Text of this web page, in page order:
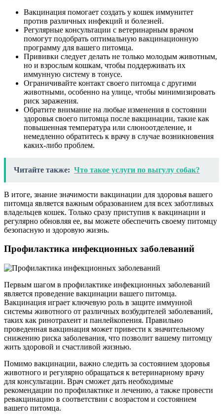
Вакцинация помогает создать у кошек иммунитет
против различных инфекций и болезней.
Регулярные консультации с ветеринарным врачом
помогут подобрать оптимальную вакцинационную
программу для вашего питомца.
Прививки следует делать не только молодым животным,
но и взрослым кошкам, чтобы поддерживать их
иммунную систему в тонусе.
Ограничивайте контакт своего питомца с другими
животными, особенно на улице, чтобы минимизировать
риск заражения.
Обратите внимание на любые изменения в состоянии
здоровья своего питомца после вакцинации, такие как
повышенная температура или слюноотделение, и
немедленно обратитесь к врачу в случае возникновения
каких-либо проблем.
Читайте также: Что такое услуги по выгулу собак?
В итоге, знание значимости вакцинации для здоровья вашего
питомца является важным образованием для всех заботливых
владельцев кошек. Только сразу приступив к вакцинации и
регулярно обновляя ее, вы можете обеспечить своему питомцу
безопасную и здоровую жизнь.
Профилактика инфекционных заболеваний
Первым шагом в профилактике инфекционных заболеваний
является проведение вакцинации вашего питомца.
Вакцинация играет ключевую роль в защите иммунной
системы животного от различных возбудителей заболеваний,
таких как ринотрахеит и панлейкопения. Правильно
проведенная вакцинация может привести к значительному
снижению риска заболевания, что позволит вашему питомцу
жить здоровой и счастливой жизнью.
Помимо вакцинации, важно следить за состоянием здоровья
животного и регулярно обращаться к ветеринарному врачу
для консультации. Врач сможет дать необходимые
рекомендации по профилактике и лечению, а также провести
ревакцинацию в соответствии с возрастом и состоянием
вашего питомца.